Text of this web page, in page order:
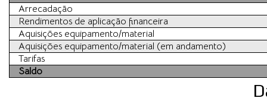
Arrecadação
Rendimentos de aplicação financeira
Aquisições equipamento/material
Aquisições equipamento/material (em andamento)
Tarifas
Saldo